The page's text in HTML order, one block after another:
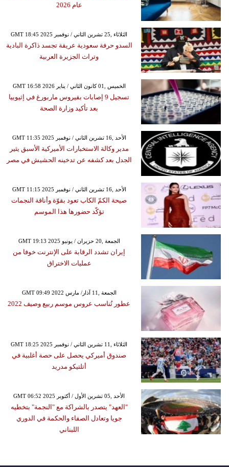
عام 2026
GMT 18:45 2025 الثلاثاء ,25 تشرين الثاني / نوفمبر
السدو حرفة سعودية عريقة تجسد ذاكرة البادية
وتراث الجزيرة العربية
GMT 16:58 2026 الخميس ,01 كانون الثاني / يناير
تسجيل 9 إصابات بفيروس ماربورغ في إثيوبيا
بعد تأكيد وزارة الصحة
GMT 11:35 2025 الأحد ,16 تشرين الثاني / نوفمبر
مدير وكالة الاستخبارات الأميركية الأسبق يثير
الجدل بعد كشفه عن تدخينه الحشيش في مصر
GMT 11:15 2025 الأحد ,16 تشرين الثاني / نوفمبر
صيحة الكمّ الكاب تعود بقوّة وأناقة النجمات
تؤكّد حضورها هذا الموسم
GMT 19:13 2025 الجمعة ,20 حزيران / يونيو
إيران تشدد الرقابة على الإنترنت خوفا من
عمليات الاختراق
GMT 09:49 2022 الجمعة ,11 آذار/ مارس
عطور تُناسب عروس موسم ربيع وصيف 2022
GMT 18:25 2025 الثلاثاء ,11 تشرين الثاني / نوفمبر
صندوق أميركي يحصل على حصة أغلبية في
أتلتيكو مدريد
GMT 06:52 2025 الأحد ,05 تشرين الأول / أكتوبر
"العهد" يتصدر بالشراكة مع "النجمة" بتخطيه
جويا وتعادل الصفاء والحكمة في الدوري
اللبناني